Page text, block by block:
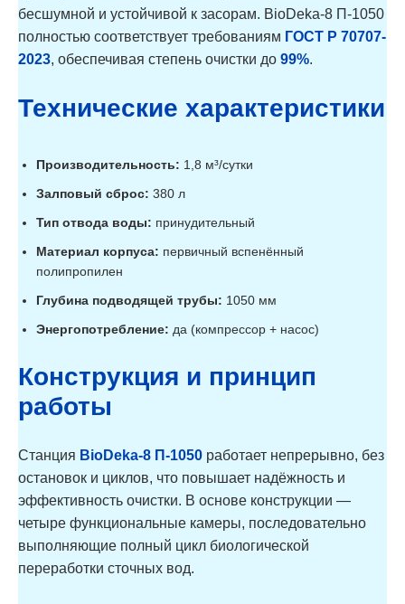
бесшумной и устойчивой к засорам. BioDeka-8 П-1050
полностью соответствует требованиям ГОСТ Р 70707-
2023, обеспечивая степень очистки до 99%.
Технические характеристики
Производительность: 1,8 м³/сутки
Залповый сброс: 380 л
Тип отвода воды: принудительный
Материал корпуса: первичный вспенённый
полипропилен
Глубина подводящей трубы: 1050 мм
Энергопотребление: да (компрессор + насос)
Конструкция и принцип
работы
Станция BioDeka-8 П-1050 работает непрерывно, без
остановок и циклов, что повышает надёжность и
эффективность очистки. В основе конструкции —
четыре функциональные камеры, последовательно
выполняющие полный цикл биологической
переработки сточных вод.